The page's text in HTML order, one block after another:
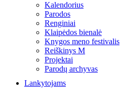
Kalendorius
Parodos
Renginiai
Klaipėdos bienalė
Knygos meno festivalis
Reiškinys M
Projektai
Parodų archyvas
Lankytojams